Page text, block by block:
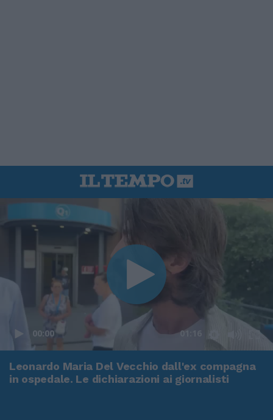
00:00 01:16
Leonardo Maria Del Vecchio dall'ex compagna
in ospedale. Le dichiarazioni ai giornalisti